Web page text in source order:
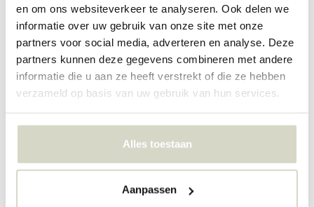
en om ons websiteverkeer te analyseren. Ook delen we
informatie over uw gebruik van onze site met onze
partners voor social media, adverteren en analyse. Deze
partners kunnen deze gegevens combineren met andere
informatie die u aan ze heeft verstrekt of die ze hebben
verzameld op basis van uw gebruik van hun services.
Alles toestaan
Aanpassen
PRODUCTSPECIFICATIES
Artikelnummer FU-021
SKU
EAN